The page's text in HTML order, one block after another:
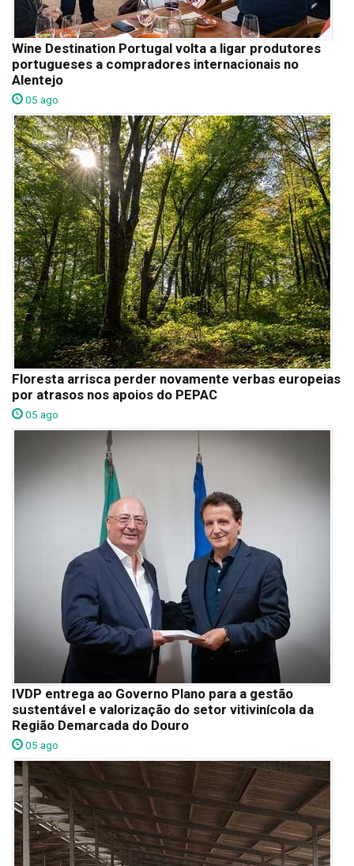
Wine Destination Portugal volta a ligar produtores
portugueses a compradores internacionais no
Alentejo
05 ago
Floresta arrisca perder novamente verbas europeias
por atrasos nos apoios do PEPAC
05 ago
IVDP entrega ao Governo Plano para a gestão
sustentável e valorização do setor vitivinícola da
Região Demarcada do Douro
05 ago